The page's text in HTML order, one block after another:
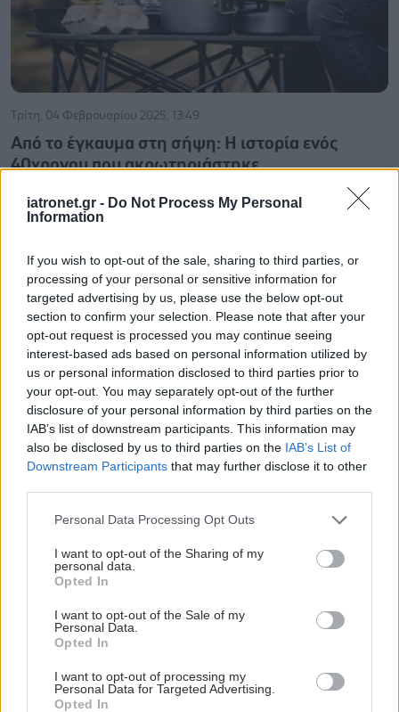
iatronet.gr - Do Not Process My Personal
Information
If you wish to opt-out of the sale, sharing to third parties, or
processing of your personal or sensitive information for
targeted advertising by us, please use the below opt-out
section to confirm your selection. Please note that after your
opt-out request is processed you may continue seeing
interest-based ads based on personal information utilized by
us or personal information disclosed to third parties prior to
your opt-out. You may separately opt-out of the further
disclosure of your personal information by third parties on the
IAB’s list of downstream participants. This information may
also be disclosed by us to third parties on the IAB’s List of
Downstream Participants that may further disclose it to other
Please note that this website/app uses one or more Google
not limited to your visit or usage behaviour. You may click to
grant or deny consent to Google and its third-party tags to
use your data for below specified purposes in below Google
consent section.
Personal Data Processing Opt Outs
I want to opt-out of the Sharing of my
personal data.
Opted In
I want to opt-out of the Sale of my
Personal Data.
Opted In
I want to opt-out of processing my
Personal Data for Targeted Advertising.
Opted In
Τρίτη, 04 Φεβρουαρίου 2025, 13:49
Από το έγκαυμα στη σήψη: Η ιστορία ενός
40χρονου που ακρωτηριάστηκε
οδηγήθηκε σε ακρωτηριασμό των ποδιών του.
Γιατρέ γιατί έχω υποθερμία;
Πριν αρχίσετε να ανησυχείτε λόγω χαμηλής θερμοκρασίας
σώματος, είναι σημαντικό να βεβαιωθείτε ότι κάνετε σωστά